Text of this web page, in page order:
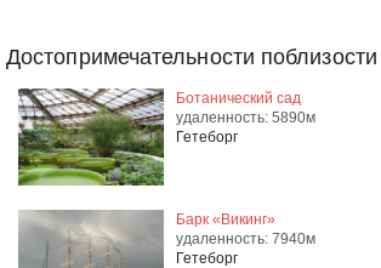
Достопримечательности поблизости
Ботанический сад
удаленность: 5890м
Гетеборг
Барк «Викинг»
удаленность: 7940м
Гетеборг